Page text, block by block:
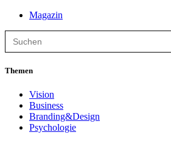
Magazin
Search
for:
Themen
Vision
Business
Branding&Design
Psychologie